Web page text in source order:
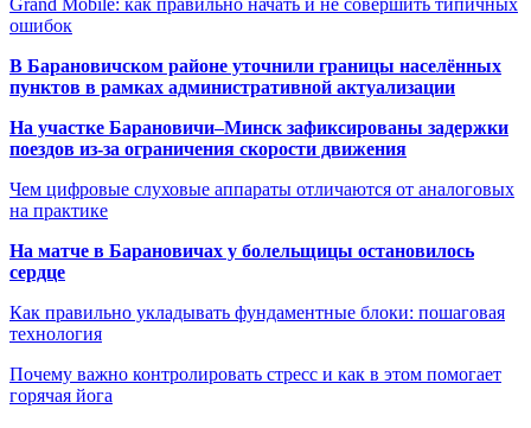
ошибок
В Барановичском районе уточнили границы населённых
пунктов в рамках административной актуализации
На участке Барановичи–Минск зафиксированы задержки
поездов из-за ограничения скорости движения
Чем цифровые слуховые аппараты отличаются от аналоговых
на практике
На матче в Барановичах у болельщицы остановилось
сердце
Как правильно укладывать фундаментные блоки: пошаговая
технология
Почему важно контролировать стресс и как в этом помогает
горячая йога